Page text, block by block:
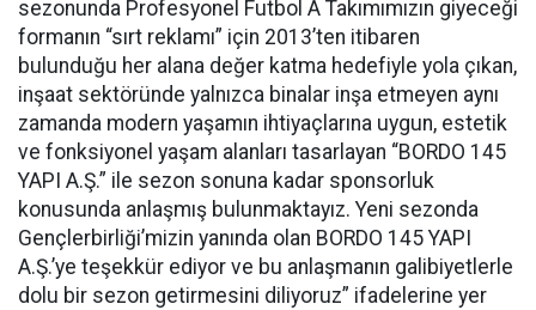
sezonunda Profesyonel Futbol A Takımımızın giyeceği
formanın “sırt reklamı” için 2013’ten itibaren
bulunduğu her alana değer katma hedefiyle yola çıkan,
inşaat sektöründe yalnızca binalar inşa etmeyen aynı
zamanda modern yaşamın ihtiyaçlarına uygun, estetik
ve fonksiyonel yaşam alanları tasarlayan “BORDO 145
YAPI A.Ş.” ile sezon sonuna kadar sponsorluk
konusunda anlaşmış bulunmaktayız. Yeni sezonda
Gençlerbirliği’mizin yanında olan BORDO 145 YAPI
A.Ş.’ye teşekkür ediyor ve bu anlaşmanın galibiyetlerle
dolu bir sezon getirmesini diliyoruz” ifadelerine yer